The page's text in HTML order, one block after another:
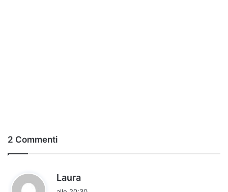
2 Commenti
Laura